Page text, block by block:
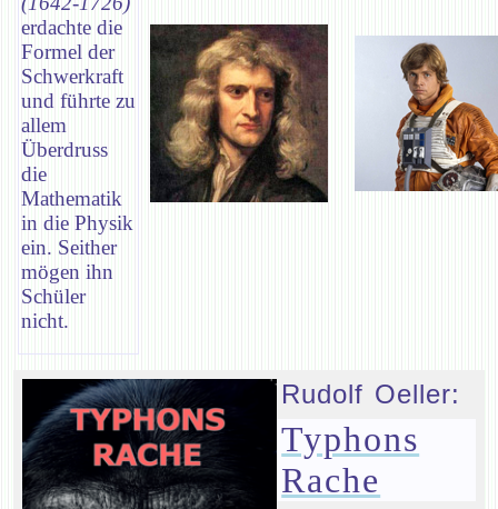
erdachte die
Formel der
Schwerkraft
und führte zu
allem
Überdruss
die
Mathematik
in die Physik
ein. Seither
mögen ihn
Schüler
nicht.
Rudolf Oeller:
Typhons
Rache